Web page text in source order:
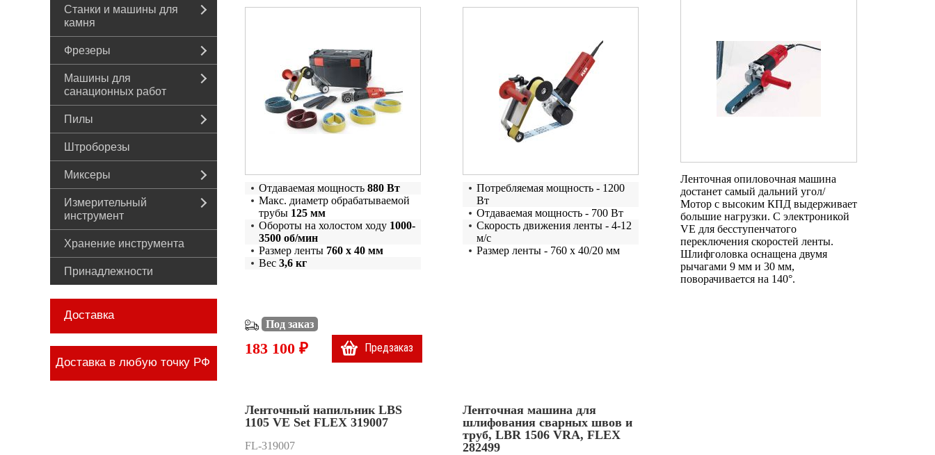
Станки и машины для
камня
Фрезеры
Машины для
санационных работ
Пилы
Штроборезы
Миксеры
Измерительный
инструмент
Хранение инструмента
Принадлежности
Доставка
Доставка в любую точку РФ
Отдаваемая мощность 880 Вт
Макс. диаметр обрабатываемой
трубы 125 мм
Обороты на холостом ходу 1000-
3500 об/мин
Размер ленты 760 х 40 мм
Вес 3,6 кг
Под заказ
183 100 ₽ Предзаказ
Потребляемая мощность - 1200
Вт
Отдаваемая мощность - 700 Вт
Скорость движения ленты - 4-12
м/с
Размер ленты - 760 x 40/20 мм
Ленточная опиловочная машина
достанет самый дальний угол/
Мотор с высоким КПД выдерживает
большие нагрузки. С электроникой
VE для бесступенчатого
переключения скоростей ленты.
Шлифголовка оснащена двумя
рычагами 9 мм и 30 мм,
поворачивается на 140°.
Ленточный напильник LBS
1105 VE Set FLEX 319007
FL-319007
Ленточная машина для
шлифования сварных швов и
труб, LBR 1506 VRA, FLEX
282499